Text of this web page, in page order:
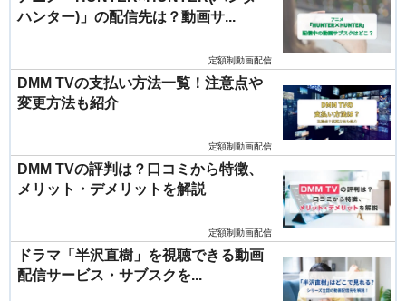
ハンター)」の配信先は？動画サ...
定額制動画配信
DMM TVの支払い方法一覧！注意点や
変更方法も紹介
定額制動画配信
DMM TVの評判は？口コミから特徴、
メリット・デメリットを解説
定額制動画配信
ドラマ「半沢直樹」を視聴できる動画
配信サービス・サブスクを...